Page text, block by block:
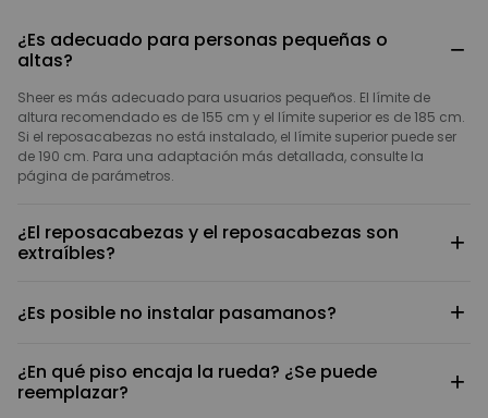
¿Es adecuado para personas pequeñas o
altas?
−
Sheer es más adecuado para usuarios pequeños. El límite de
altura recomendado es de 155 cm y el límite superior es de 185 cm.
Si el reposacabezas no está instalado, el límite superior puede ser
de 190 cm. Para una adaptación más detallada, consulte la
página de parámetros.
¿El reposacabezas y el reposacabezas son
extraíbles?
+
no afectarán el uso de la silla después del desmontaje.
¿Es posible no instalar pasamanos? +
reservada para agujeros de montaje. Los pasamanos tienen un
diseño apto para mesas. Si le preocupa que los pasamanos
¿En qué piso encaja la rueda? ¿Se puede
reemplazar?
+